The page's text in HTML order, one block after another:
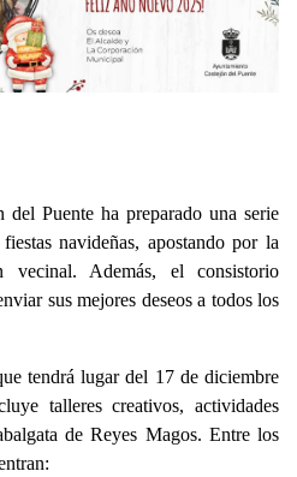
Puente ha preparado una serie
navideñas, apostando por la
Además, el consistorio
sus mejores deseos a todos los
tendrá lugar del 17 de diciembre
talleres creativos, actividades
de Reyes Magos. Entre los